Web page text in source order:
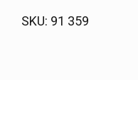
SKU: 91 359